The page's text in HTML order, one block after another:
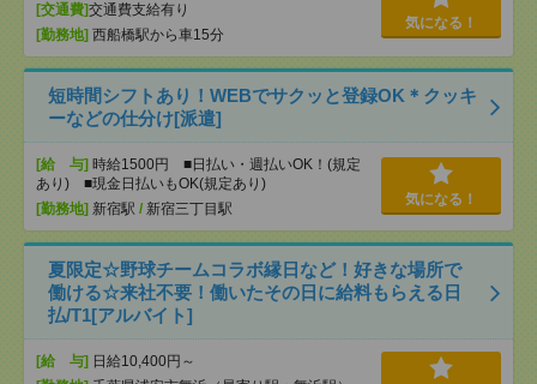
[交通費]交通費支給有り
[勤務地] 西船橋駅から車15分
気になる！
短時間シフトあり！WEBでサクッと登録OK＊クッキ
ーなどの仕分け[派遣]
[給 与] 時給1500円 ■日払い・週払いOK！(規定
あり) ■現金日払いもOK(規定あり)
[勤務地] 新宿駅 / 新宿三丁目駅
気になる！
夏限定☆野球チームコラボ縁日など！好きな場所で
働ける☆来社不要！働いたその日に給料もらえる日
払/T1[アルバイト]
[給 与] 日給10,400円～